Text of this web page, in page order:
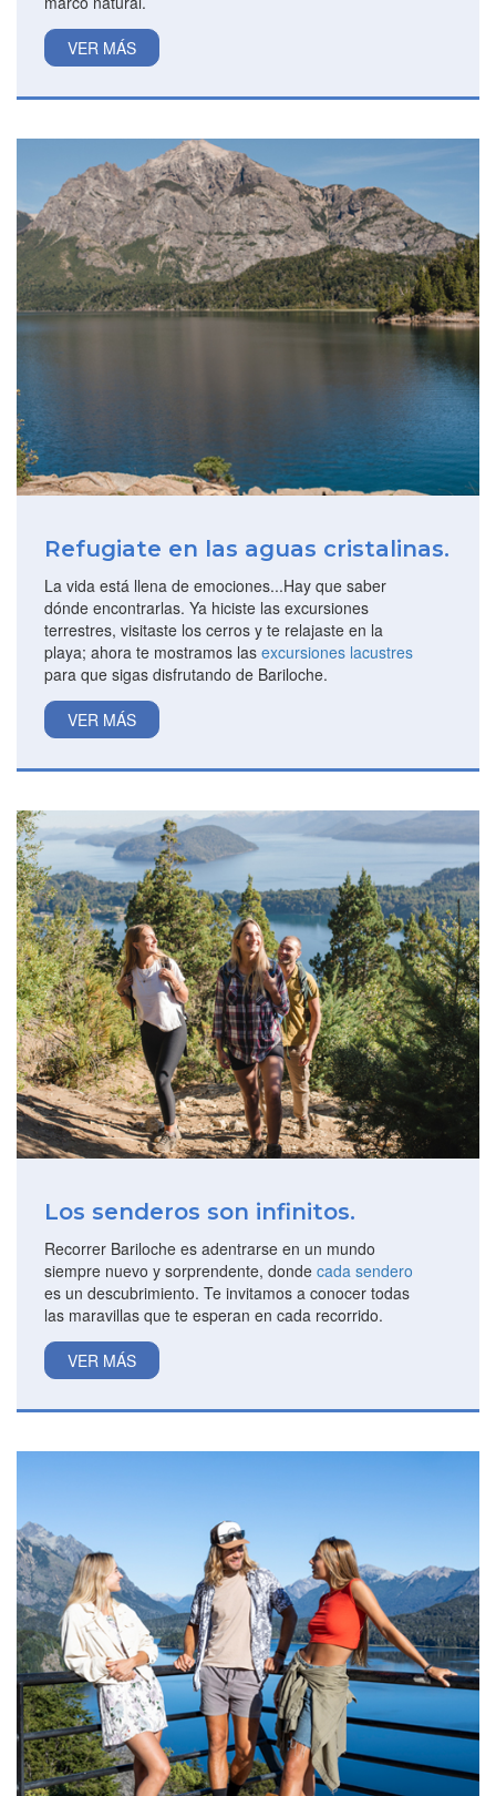
VER MÁS
Refugiate en las aguas cristalinas.
La vida está llena de emociones...Hay que saber
dónde encontrarlas. Ya hiciste las excursiones
terrestres, visitaste los cerros y te relajaste en la
playa; ahora te mostramos las excursiones lacustres
para que sigas disfrutando de Bariloche.
VER MÁS
Los senderos son infinitos.
Recorrer Bariloche es adentrarse en un mundo
siempre nuevo y sorprendente, donde cada sendero
es un descubrimiento. Te invitamos a conocer todas
las maravillas que te esperan en cada recorrido.
VER MÁS